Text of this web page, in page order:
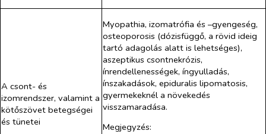
A csont- és
izomrendszer, valamint a
kötőszövet betegségei
és tünetei
Myopathia, izomatrófia és –gyengeség,
osteoporosis (dózisfüggő, a rövid ideig
tartó adagolás alatt is lehetséges),
aszeptikus csontnekrózis,
ínrendellenességek, íngyulladás,
ínszakadások, epiduralis lipomatosis,
gyermekeknél a növekedés
visszamaradása.
Megjegyzés: